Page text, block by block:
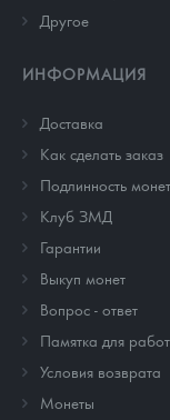
Другое
ИНФОРМАЦИЯ
Доставка
Как сделать заказ
Подлинность монет
Клуб ЗМД
Гарантии
Выкуп монет
Вопрос - ответ
Памятка для
Условия возврата
Монеты